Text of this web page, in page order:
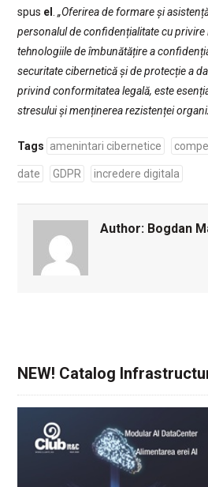
spus el . „Oferirea de formare și
personalul de confidențialitate cu privire
tehnologiile de îmbunătățire a
securitate cibernetică și de protecție a
privind conformitatea legală, este
stresului și menținerea rezistenței
Tags amenintari cibernetice
date GDPR incredere digitala
Author: Bogdan
NEW! Catalog